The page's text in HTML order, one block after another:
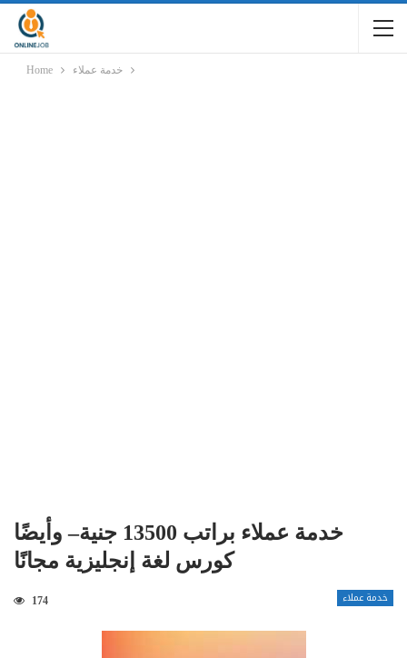
Home خدمة عملاء
خدمة عملاء براتب 13500 جنية– وأيضًا
كورس لغة إنجليزية مجانًا
خدمة عملاء 174